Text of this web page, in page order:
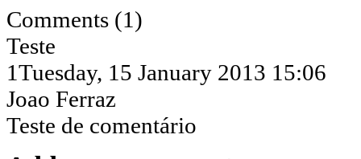
Comments (1)
Teste
1Tuesday, 15 January 2013 15:06
Joao Ferraz
Teste de comentário